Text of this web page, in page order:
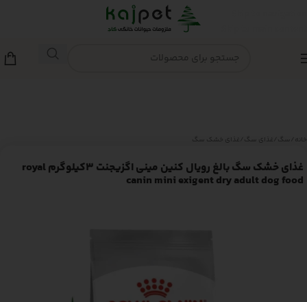
خانه سگ غذای سگ غذای خشک سگ
غذای خشک سگ بالغ رویال کنین مینی اگزیجنت 3کیلوگرم royal
canin mini exigent dry adult dog food